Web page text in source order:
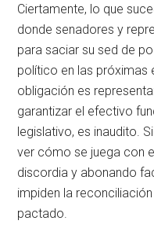
Ciertamente, lo que
donde senadores y
para saciar su sed de
político en las próximas
obligación es
garantizar el efectivo
legislativo, es inaudito.
ver cómo se juega con
discordia y abonando
impiden la
pactado.